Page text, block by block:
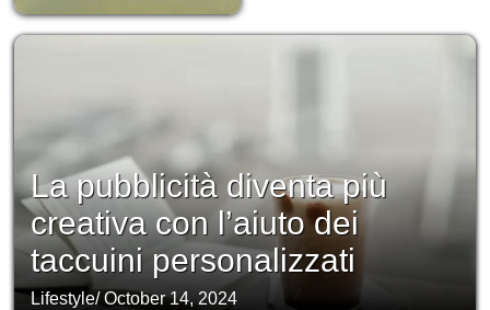
La pubblicità diventa più
creativa con l’aiuto dei
taccuini personalizzati
Lifestyle/October 14, 2024